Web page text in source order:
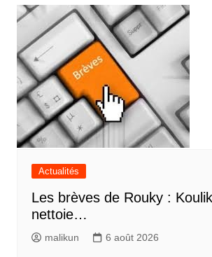
Actualités
Les brèves de Rouky :
nettoie…
malikun 6 août 2026